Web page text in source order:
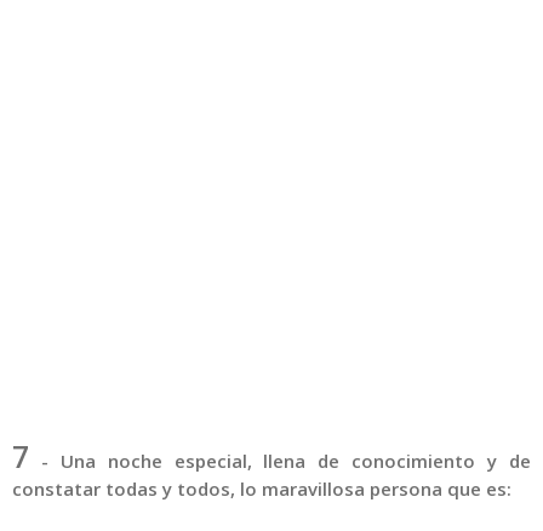
7 - Una noche especial, llena de conocimiento y de
constatar todas y todos, lo maravillosa persona que es: